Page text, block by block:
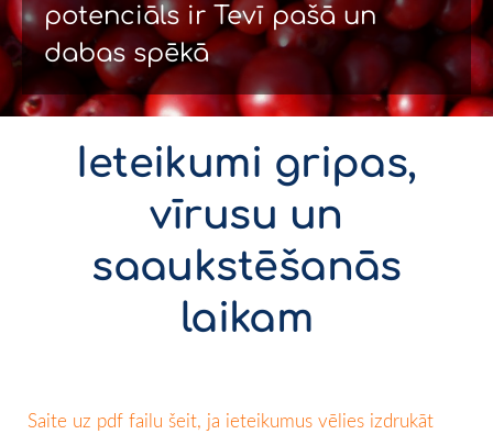
potenciāls ir Tevī pašā un
dabas spēkā
Ieteikumi gripas,
vīrusu un
saaukstēšanās
laikam
Saite uz pdf failu šeit, ja ieteikumus vēlies izdrukāt